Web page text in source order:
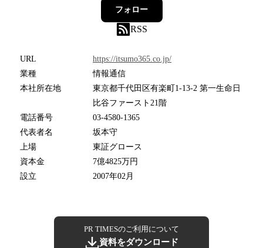
フォロー
RSS
URL
https://itsumo365.co.jp/
業種
情報通信
本社所在地
東京都千代田区有楽町1-13-2 第一生命日
比谷ファースト21階
電話番号
03-4580-1365
代表者名
坂本守
上場
東証グロース
資本金
7億4825万円
設立
2007年02月
PR TIMESのご利用について
資料をダウンロード